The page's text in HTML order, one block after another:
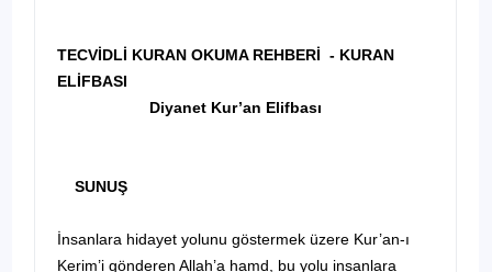
TECVİDLİ KURAN OKUMA REHBERİ - KURAN
ELİFBASI
Diyanet Kur’an Elifbası
SUNUŞ
İnsanlara hidayet yolunu göstermek üzere Kur’an-ı
Kerim’i gönderen Allah’a hamd, bu yolu insanlara